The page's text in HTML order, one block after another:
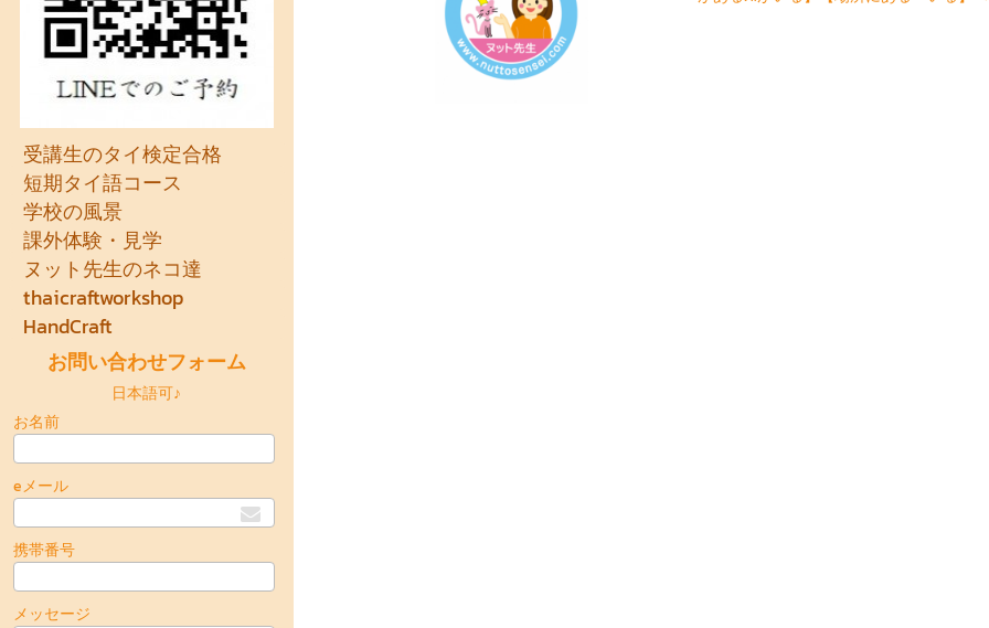
受講生のタイ検定合格
短期タイ語コース
学校の風景
課外体験・見学
ヌット先生のネコ達
thaicraftworkshop
HandCraft
お問い合わせフォーム
日本語可♪
お名前
eメール
携帯番号
メッセージ